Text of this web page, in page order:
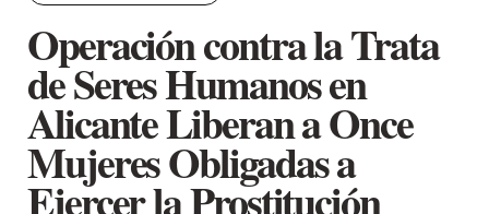
Operación contra la Trata
de Seres Humanos en
Alicante Liberan a Once
Mujeres Obligadas a
Ejercer la Prostitución